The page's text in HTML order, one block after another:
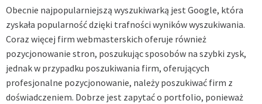
Obecnie najpopularniejszą wyszukiwarką jest Google, która
zyskała popularność dzięki trafności wyników wyszukiwania.
Coraz więcej firm webmasterskich oferuje również
pozycjonowanie stron, poszukując sposobów na szybki zysk,
jednak w przypadku poszukiwania firm, oferujących
profesjonalne pozycjonowanie, należy poszukiwać firm z
doświadczeniem. Dobrze jest zapytać o portfolio, ponieważ